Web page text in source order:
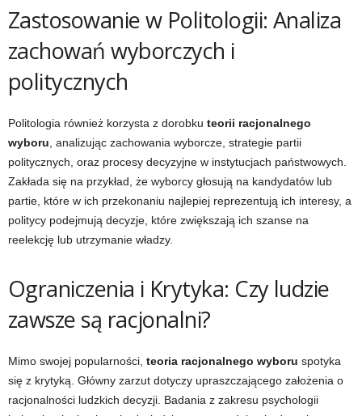
Zastosowanie w Politologii: Analiza
zachowań wyborczych i
politycznych
Politologia również korzysta z dorobku teorii racjonalnego
wyboru , analizując zachowania wyborcze, strategie partii
politycznych, oraz procesy decyzyjne w instytucjach państwowych.
Zakłada się na przykład, że wyborcy głosują na kandydatów lub
partie, które w ich przekonaniu najlepiej reprezentują ich interesy, a
politycy podejmują decyzje, które zwiększają ich szanse na
reelekcję lub utrzymanie władzy.
Ograniczenia i Krytyka: Czy ludzie
zawsze są racjonalni?
Mimo swojej popularności, teoria racjonalnego wyboru spotyka
się z krytyką. Główny zarzut dotyczy upraszczającego założenia o
racjonalności ludzkich decyzji. Badania z zakresu psychologii